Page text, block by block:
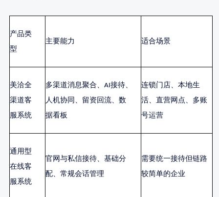
产品类
型
主要能力 适合场景
美洽全
渠道客
服系统
多渠道消息聚合、 AI接待、
人机协同、留资回流、数
据看板
连锁门店、本地生
活、直营网点、多账
号运营
通用型
在线客
服系统
官网与私信接待、基础分
配、常规会话管理
需要统一接待但链路
较简单的企业